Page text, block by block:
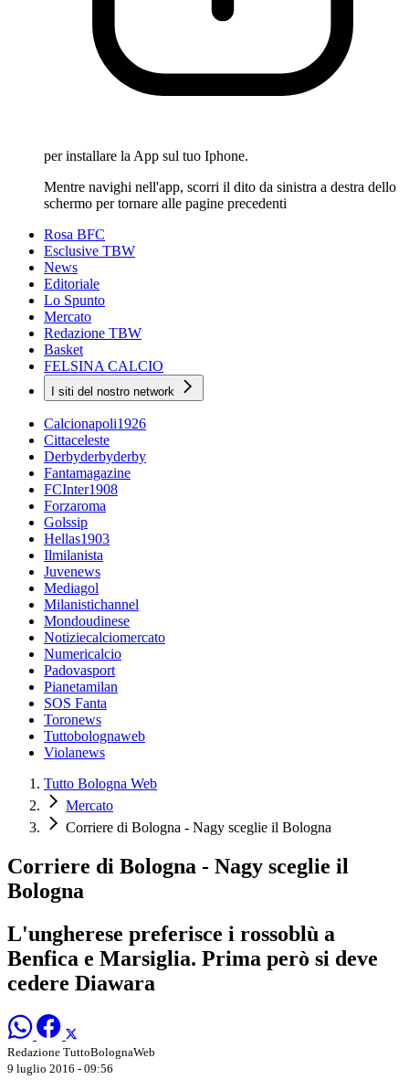
per installare la App sul tuo Iphone.
Mentre navighi nell'app, scorri il dito da sinistra a destra dello
schermo per tornare alle pagine precedenti
Rosa BFC
Esclusive TBW
News
Editoriale
Lo Spunto
Mercato
Redazione TBW
Basket
FELSINA CALCIO
I siti del nostro network
Calcionapoli1926
Cittaceleste
Derbyderbyderby
Fantamagazine
FCInter1908
Forzaroma
Golssip
Hellas1903
Ilmilanista
Juvenews
Mediagol
Milanistichannel
Mondoudinese
Notiziecalciomercato
Numericalcio
Padovasport
Pianetamilan
SOS Fanta
Toronews
Tuttobolognaweb
Violanews
Tutto Bologna Web
Mercato
Corriere di Bologna - Nagy sceglie il Bologna
Corriere di Bologna - Nagy sceglie il
Bologna
L'ungherese preferisce i rossoblù a
Benfica e Marsiglia. Prima però si deve
cedere Diawara
Redazione TuttoBolognaWeb
9 luglio 2016 - 09:56